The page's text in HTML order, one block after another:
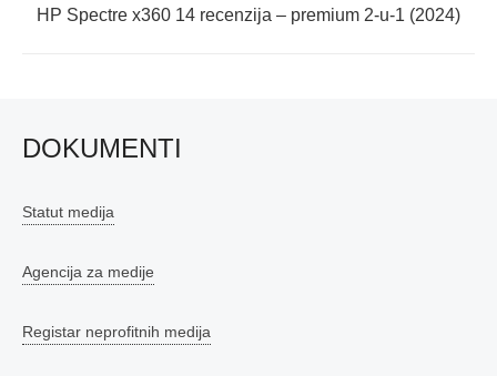
Next
HP Spectre x360 14 recenzija – premium 2-u-1 (2024)
DOKUMENTI
Statut medija
Agencija za medije
Registar neprofitnih medija